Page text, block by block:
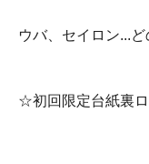
ウバ、セイロン...
☆初回限定台紙裏ロ